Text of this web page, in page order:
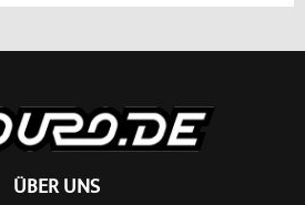
ÜBER UNS